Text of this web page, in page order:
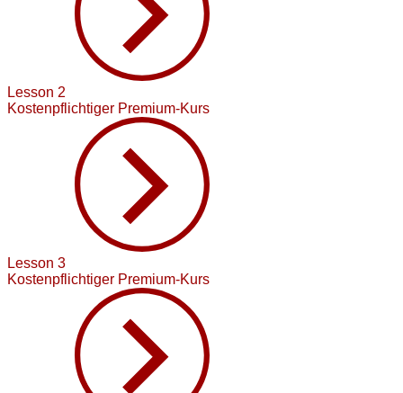
Lesson 2
Kostenpflichtiger Premium-Kurs
Lesson 3
Kostenpflichtiger Premium-Kurs